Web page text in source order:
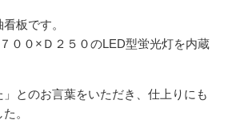
板です。
００×Ｄ２５０のLED型蛍光灯を内蔵
」とのお言葉をいただき、仕上りにも
。